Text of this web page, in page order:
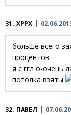
31. XPPX
больше всего
процентов.
я с ггл о-очень
потолка взяты
32. ПАВЕЛ